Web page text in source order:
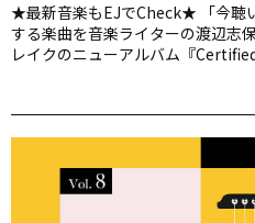
★最新音楽もEJでCheck★ 「今聴
する楽曲を音楽ライターの渡辺志
レイクのニューアルバム『